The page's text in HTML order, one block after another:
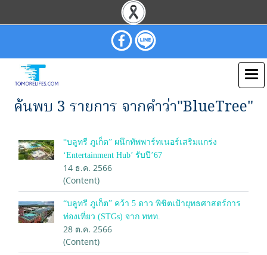
ค้นพบ 3 รายการ จากคำว่า"BlueTree"
“บลูทรี ภูเก็ต” ผนึกทัพพาร์ทเนอร์เสริมแกร่ง
‘Entertainment Hub’ รับปี’67
14 ธ.ค. 2566
(Content)
“บลูทรี ภูเก็ต” คว้า 5 ดาว พิชิตเป้ายุทธศาสตร์การ
ท่องเที่ยว (STGs) จาก ททท.
28 ต.ค. 2566
(Content)